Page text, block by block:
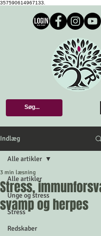
357590614967133.
Indlæg
Alle artikler
Unge og stress
Stress
Redskaber
Alle artikler
Stress,
svamp og herpes
3 min læsning